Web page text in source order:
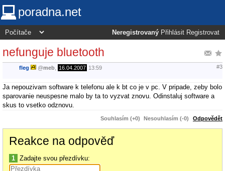
poradna.net
Neregistrovaný Přihlásit Registrovat
nefunguje bluetooth
fleg @meb 16.04.2007 13:59 #3
Ja nepouzivam software k telefonu ale k bt co je v pc. V pripade, zeby bolo
sparovanie neuspesne malo by ta to vyzvat znovu. Odinstaluj software a
skus to vsetko odznovu.
Souhlasím (+0) Nesouhlasím (-0) Odpovědět
Reakce na odpověď
1 Zadajte svou přezdívku: